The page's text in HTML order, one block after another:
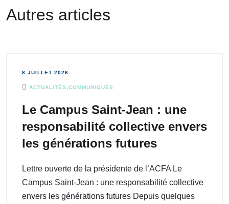
Autres articles
8 JUILLET 2026
ACTUALITÉS COMMUNIQUÉS
Le Campus Saint-Jean : une
responsabilité collective envers
les générations futures
Lettre ouverte de la présidente de l’ACFA Le
Campus Saint-Jean : une responsabilité collective
envers les générations futures Depuis quelques